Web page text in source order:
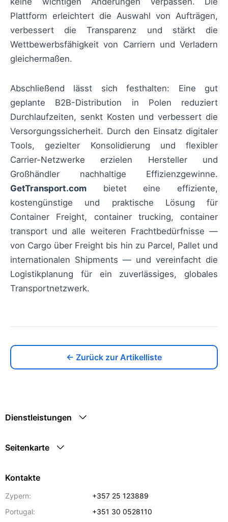
Plattform erleichtert die Auswahl von Aufträgen,
verbessert die Transparenz und stärkt die
Wettbewerbsfähigkeit von Carriern und Verladern
gleichermaßen.
Abschließend lässt sich festhalten: Eine gut
geplante B2B-Distribution in Polen reduziert
Durchlaufzeiten, senkt Kosten und verbessert die
Versorgungssicherheit. Durch den Einsatz digitaler
Tools, gezielter Konsolidierung und flexibler
Carrier-Netzwerke erzielen Hersteller und
Großhändler nachhaltige Effizienzgewinne.
GetTransport.com bietet eine effiziente,
kostengünstige und praktische Lösung für
Container Freight, container trucking, container
transport und alle weiteren Frachtbedürfnisse —
von Cargo über Freight bis hin zu Parcel, Pallet und
internationalen Shipments — und vereinfacht die
Logistikplanung für ein zuverlässiges, globales
Transportnetzwerk.
← Zurück zur Artikelliste
Dienstleistungen
Seitenkarte
Kontakte
Zypern:
+357 25 123889
Portugal:
+351 30 0528110